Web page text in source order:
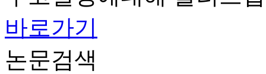
바로가기
논문검색